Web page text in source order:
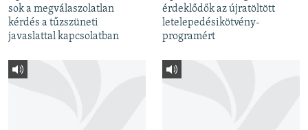
sok a megválaszolatlan
kérdés a tűzszüneti
javaslattal kapcsolatban
érdeklődők az újratöltött
letelepedésikötvény-
programért